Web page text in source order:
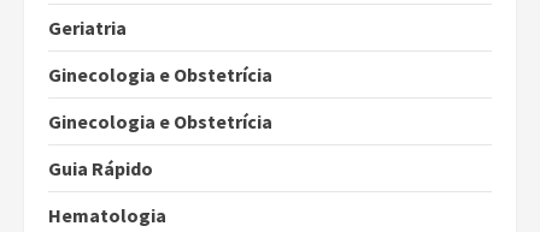
Geriatria
Ginecologia e Obstetrícia
Ginecologia e Obstetrícia
Guia Rápido
Hematologia